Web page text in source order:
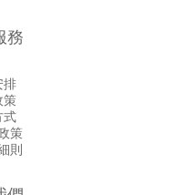
務
排
策
式
策
則